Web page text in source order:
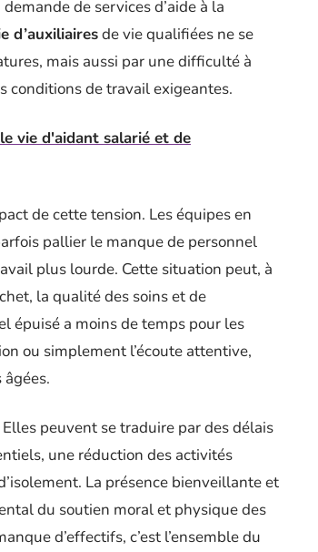
de services d’aide à la
d’auxiliairesde vie qualifiées ne se
mais aussi par une difficulté à
conditions de travail exigeantes.
vie d'aidant salarié et de
de cette tension. Les équipes en
pallier le manque de personnel
plus lourde. Cette situation peut, à
la qualité des soins et de
épuisé a moins de temps pour les
ou simplement l’écoute attentive,
peuvent se traduire par des délais
une réduction des activités
La présence bienveillante et
du soutien moral et physique des
d’effectifs, c’est l’ensemble du